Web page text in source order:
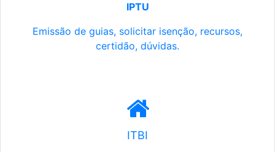
IPTU
Emissão de guias, solicitar isenção, recursos,
certidão, dúvidas.
ITBI